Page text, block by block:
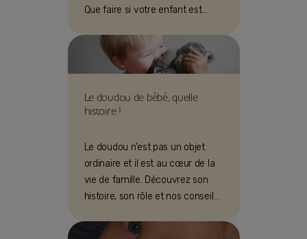
Que faire si votre enfant est
vos questions !
Le doudou de bébé, quelle
histoire !
Le doudou n’est pas un objet
ordinaire et il est au cœur de la
vie de famille. Découvrez son
histoire, son rôle et nos conseils